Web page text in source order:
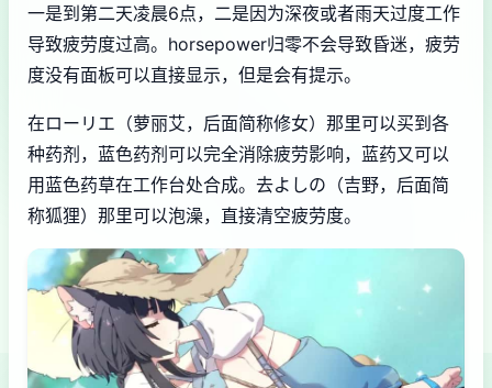
一是到第二天凌晨6点，二是因为深夜或者雨天过度工作
导致疲劳度过高。horsepower归零不会导致昏迷，疲劳
度没有面板可以直接显示，但是会有提示。
在ローリエ（萝丽艾，后面简称修女）那里可以买到各
种药剂，蓝色药剂可以完全消除疲劳影响，蓝药又可以
用蓝色药草在工作台处合成。去よしの（吉野，后面简
称狐狸）那里可以泡澡，直接清空疲劳度。